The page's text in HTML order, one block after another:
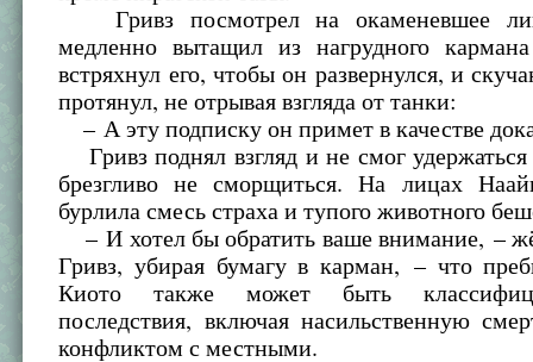
Гривз посмотрел на окаменевшее
медленно вытащил из нагрудного
встряхнул его, чтобы он развернулся, и
протянул, не отрывая взгляда от танки:
– А эту подписку он примет в качестве
Гривз поднял взгляд и не смог
брезгливо не сморщиться. На лицах
бурлила смесь страха и тупого животного
– И хотел бы обратить ваше внимание, –
Гривз, убирая бумагу в карман, – что
Киото также может быть
последствия, включая насильственную
конфликтом с местными.